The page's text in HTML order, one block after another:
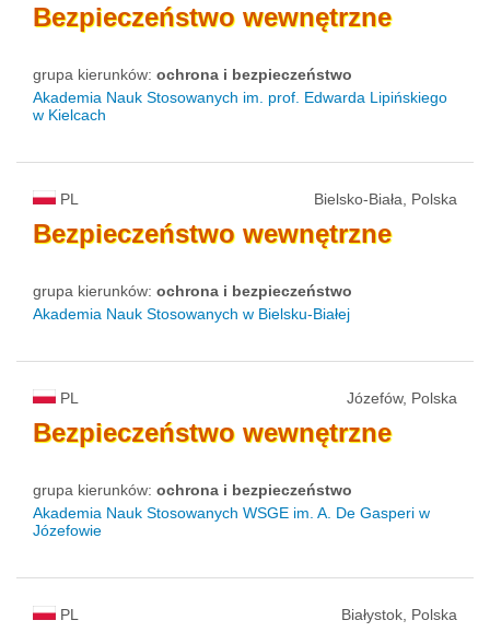
Bezpieczeństwo wewnętrzne
grupa kierunków: ochrona i bezpieczeństwo
Akademia Nauk Stosowanych im. prof. Edwarda Lipińskiego
w Kielcach
PL Bielsko-Biała, Polska
Bezpieczeństwo wewnętrzne
grupa kierunków: ochrona i bezpieczeństwo
Akademia Nauk Stosowanych w Bielsku-Białej
PL Józefów, Polska
Bezpieczeństwo wewnętrzne
grupa kierunków: ochrona i bezpieczeństwo
Akademia Nauk Stosowanych WSGE im. A. De Gasperi w
Józefowie
PL Białystok, Polska